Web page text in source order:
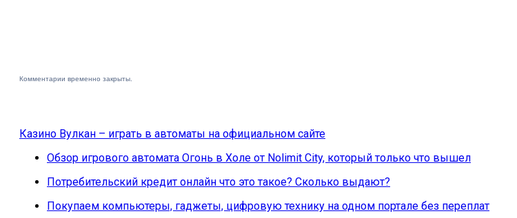
Комментарии временно закрыты.
Казино Вулкан – играть в автоматы на официальном сайте
Обзор игрового автомата Огонь в Холе от Nolimit City, который только что вышел
Потребительский кредит онлайн что это такое? Сколько выдают?
Покупаем компьютеры, гаджеты, цифровую технику на одном портале без переплат